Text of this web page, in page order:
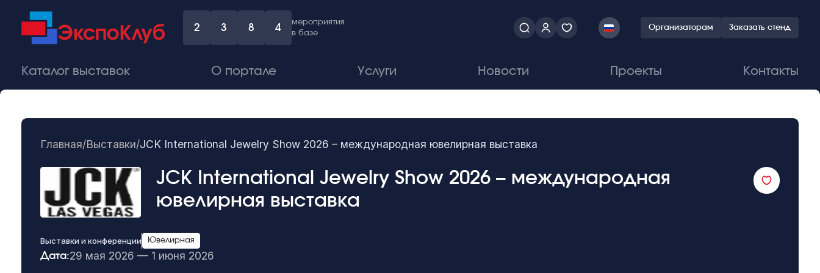
2 3 8 4
мероприятия
в базе
Организаторам Заказать стенд
Каталог выставок О портале Услуги Новости Проекты Контакты
Главная/Выставки/JCK International Jewelry Show 2026 – международная ювелирная выставка
JCK International Jewelry Show 2026 – международная
ювелирная выставка
Выставки и конференции Ювелирная
Дата:29 мая 2026 — 1 июня 2026